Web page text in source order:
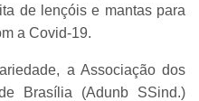
de lençóis e mantas para
a Covid-19.
a Associação dos
Brasília (Adunb SSind.)